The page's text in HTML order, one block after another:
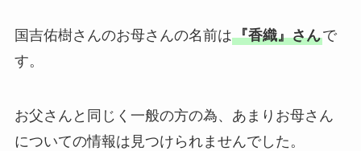
国吉佑樹さんのお母さんの名前は『香織』さんで
す。
お父さんと同じく一般の方の為、あまりお母さん
についての情報は見つけられませんでした。